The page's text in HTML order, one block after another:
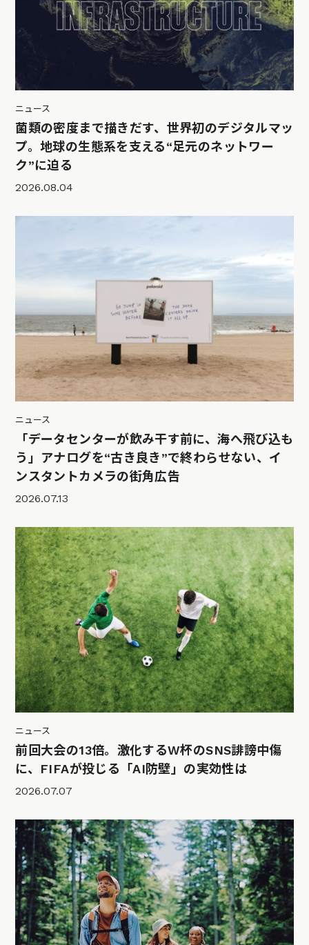
ニュース
菌類の密度まで描きだす、世界初のデジタルマッ
プ。地球の生態系を支える“足元のネットワー
ク”に迫る
2026.08.04
ニュース
「データセンターが飲み干す前に、海へ飛び込も
う」アナログを“古き良き”で終わらせない、イ
ンスタントカメラの街角広告
2026.07.13
ニュース
前回大会の13倍。激化するW杯のSNS誹謗中傷
に、FIFAが投じる「AI防壁」の実効性は
2026.07.07